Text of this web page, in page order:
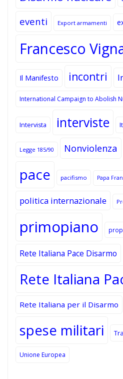
eventi Export armamenti
Francesco
Il Manifesto incontri
International Campaign to Abolish
Intervista interviste
Legge 185/90 Nonviolenza
pace pacifismo Papa
politica internazionale
primopiano
Rete Italiana Pace Disarmo
Rete Italiana
Rete Italiana per il Disarmo
spese militari
Unione Europea